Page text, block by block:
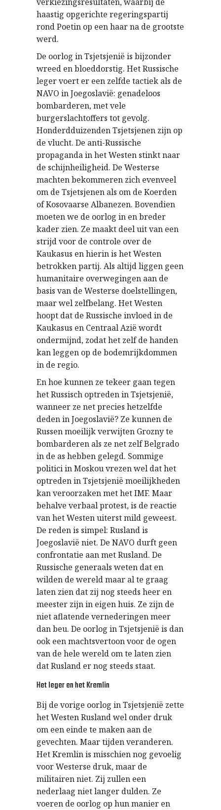
haastig opgerichte regeringspartij
rond Poetin op een haar na de grootste
werd.
De oorlog in Tsjetsjenië is bijzonder
wreed en bloeddorstig. Het Russische
leger voert er een zelfde tactiek als de
NAVO in Joegoslavië: genadeloos
bombarderen, met vele
burgerslachtoffers tot gevolg.
Honderdduizenden Tsjetsjenen zijn op
de vlucht. De anti-Russische
propaganda in het Westen stinkt naar
de schijnheiligheid. De Westerse
machten bekommeren zich evenveel
om de Tsjetsjenen als om de Koerden
of Kosovaarse Albanezen. Bovendien
moeten we de oorlog in en breder
kader zien. Ze maakt deel uit van een
strijd voor de controle over de
Kaukasus en hierin is het Westen
betrokken partij. Als altijd liggen geen
humanitaire overwegingen aan de
basis van de Westerse doelstellingen,
maar wel zelfbelang. Het Westen
hoopt dat de Russische invloed in de
Kaukasus en Centraal Azië wordt
ondermijnd, zodat het zelf de handen
kan leggen op de bodemrijkdommen
in de regio.
En hoe kunnen ze tekeer gaan tegen
het Russisch optreden in Tsjetsjenië,
wanneer ze net precies hetzelfde
deden in Joegoslavië? Ze kunnen de
Russen moeilijk verwijten Grozny te
bombarderen als ze net zelf Belgrado
in de as hebben gelegd. Sommige
politici in Moskou vrezen wel dat het
optreden in Tsjetsjenië moeilijkheden
kan veroorzaken met het IMF. Maar
behalve verbaal protest, is de reactie
van het Westen uiterst mild geweest.
De reden is simpel: Rusland is
Joegoslavië niet. De NAVO durft geen
confrontatie aan met Rusland. De
Russische generaals weten dat en
wilden de wereld maar al te graag
laten zien dat zij nog steeds heer en
meester zijn in eigen huis. Ze zijn de
niet aflatende vernederingen meer
dan beu. De oorlog in Tsjetsjenië is dan
ook een machtsvertoon voor de ogen
van de hele wereld om te laten zien
dat Rusland er nog steeds staat.
Het leger en het Kremlin
Bij de vorige oorlog in Tsjetsjenië zette
het Westen Rusland wel onder druk
om een einde te maken aan de
gevechten. Maar tijden veranderen.
Het Kremlin is misschien nog gevoelig
voor Westerse druk, maar de
militairen niet. Zij zullen een
nederlaag niet langer dulden. Ze
voeren de oorlog op hun manier en